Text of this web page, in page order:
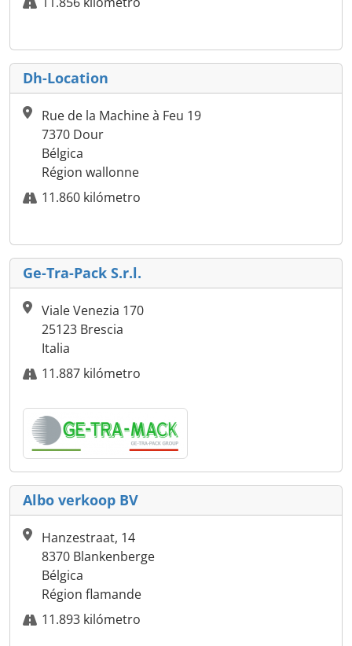
Dh-Location
Rue de la Machine à Feu 19
7370 Dour
Bélgica
Région wallonne
11.860 kilómetro
Ge-Tra-Pack S.r.l.
Viale Venezia 170
25123 Brescia
Italia
11.887 kilómetro
Albo verkoop BV
Hanzestraat, 14
8370 Blankenberge
Bélgica
Région flamande
11.893 kilómetro